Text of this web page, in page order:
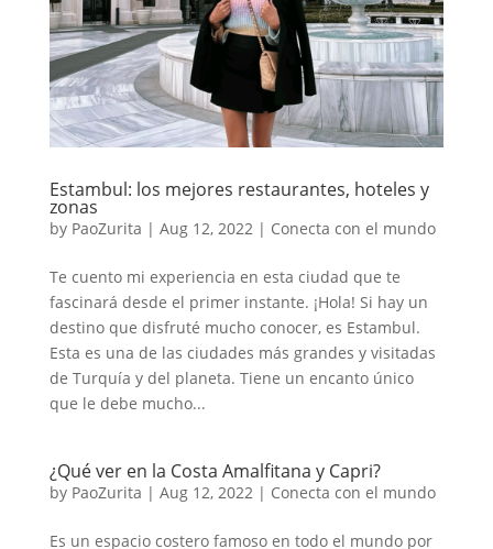
Estambul: los mejores restaurantes, hoteles y
zonas
by PaoZurita | Aug 12, 2022| Conecta con el mundo
Te cuento mi experiencia en esta ciudad que te
fascinará desde el primer instante. ¡Hola! Si hay un
destino que disfruté mucho conocer, es Estambul.
Esta es una de las ciudades más grandes y visitadas
de Turquía y del planeta. Tiene un encanto único
que le debe mucho...
¿Qué ver en la Costa Amalfitana y Capri?
by PaoZurita | Aug 12, 2022| Conecta con el mundo
Es un espacio costero famoso en todo el mundo por